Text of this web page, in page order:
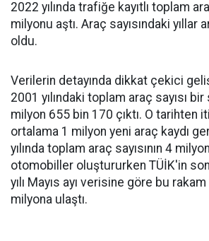
2022 yılında trafiğe kayıtlı toplam
milyonu aştı. Araç sayısındaki yıllar
oldu.
Verilerin detayında dikkat çekici
2001 yılındaki toplam araç sayısı bir
milyon 655 bin 170 çıktı. O tarihten
ortalama 1 milyon yeni araç kaydı
yılında toplam araç sayısının 4
otomobiller oluştururken TÜİK'in son
yılı Mayıs ayı verisine göre bu
milyona ulaştı.